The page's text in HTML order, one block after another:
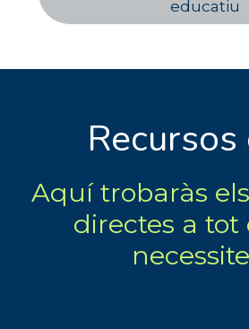
educatiu
Recursos
Aquí trobaràs
directes a tot